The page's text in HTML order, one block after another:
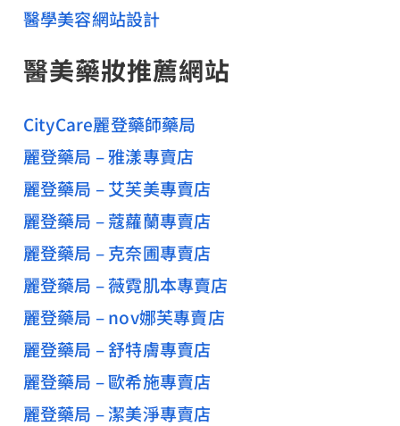
醫學美容網站設計
醫美藥妝推薦網站
CityCare麗登藥師藥局
麗登藥局 – 雅漾專賣店
麗登藥局 – 艾芙美專賣店
麗登藥局 – 蔻蘿蘭專賣店
麗登藥局 – 克奈圃專賣店
麗登藥局 – 薇霓肌本專賣店
麗登藥局 – nov娜芙專賣店
麗登藥局 – 舒特膚專賣店
麗登藥局 – 歐希施專賣店
麗登藥局 – 潔美淨專賣店